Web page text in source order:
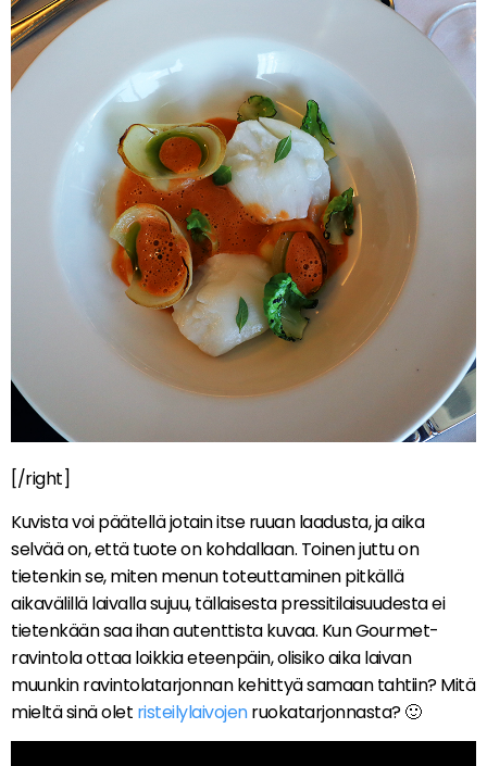
[/right]
Kuvista voi päätellä jotain itse ruuan laadusta, ja aika
selvää on, että tuote on kohdallaan. Toinen juttu on
tietenkin se, miten menun toteuttaminen pitkällä
aikavälillä laivalla sujuu, tällaisesta pressitilaisuudesta ei
tietenkään saa ihan autenttista kuvaa. Kun Gourmet-
ravintola ottaa loikkia eteenpäin, olisiko aika laivan
muunkin ravintolatarjonnan kehittyä samaan tahtiin? Mitä
mieltä sinä olet risteilylaivojenruokatarjonnasta? 🙂